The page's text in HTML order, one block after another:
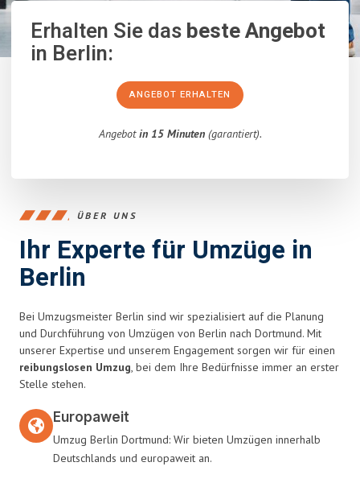
Erhalten Sie dasbeste Angebot
in Berlin:
ANGEBOT ERHALTEN
Angebotin 15 Minuten(garantiert).
ÜBER UNS
Ihr Experte für Umzüge in
Berlin
Bei Umzugsmeister Berlin sind wir spezialisiert auf die Planung
und Durchführung von Umzügen von Berlin nach Dortmund. Mit
unserer Expertise und unserem Engagement sorgen wir für einen
reibungslosen Umzug, bei dem Ihre Bedürfnisse immer an erster
Stelle stehen.
Europaweit
Umzug Berlin Dortmund: Wir bieten Umzügen innerhalb
Deutschlands und europaweit an.